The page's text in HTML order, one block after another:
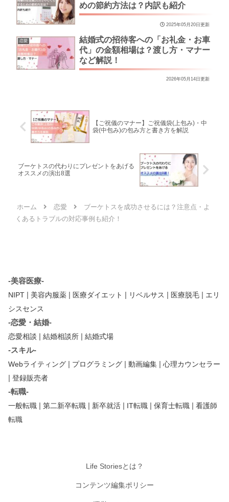
めの節約方法は？内訳も紹介
2025年05月20日更新
恋愛
結婚式の招待客への「お礼金・お車
代」の金額相場は？渡し方・マナー
など解説！
2026年05月14日更新
【ご祝儀のマナー】ご祝儀袋(上包み)・中
袋(中包み)の包み方と書き方を解説
ブーケトスの代わりにプレゼントをあげる
オススメの演出8選
ホーム 恋愛
ブーケトスを成功させるには？注意点・よ
くあるトラブルの対応事例も紹介！
-美容医療-
NIPT | 美容内服薬 | 医療ダイエット | リベルサス | 医療脱毛 | エリ
シスセンス
-恋愛・結婚-
恋愛相談 | 結婚相談所 | 結婚式場
-スキル-
Webライティング | プログラミング | 動画編集 | 心理カウンセラー
| 登録販売者
-転職-
一般転職 | 第二新卒転職 | 新卒就活 | IT転職 | 保育士転職 | 看護師
転職
Life Storiesとは？
コンテンツ編集ポリシー